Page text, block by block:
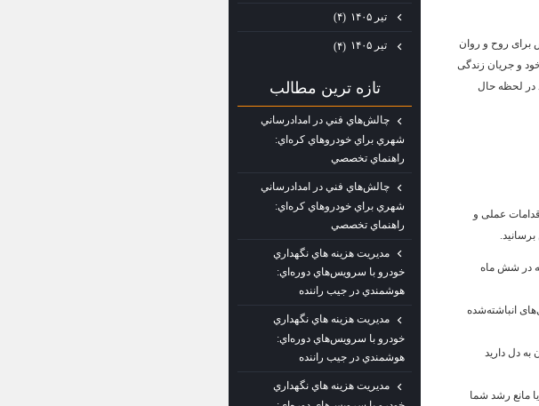
برای روح و روان
و جریان زندگی
در لحظه حال
عملی و
در شش ماه
انباشته‌شده
به دل دارید
مانع رشد شما
تیر ۱۴۰۵ (۴)
تیر ۱۴۰۵ (۴)
تازه ترين مطالب
چالش‌هاي فني در امدادرساني
شهري براي خودروهاي كره‌اي:
راهنماي تخصصي
چالش‌هاي فني در امدادرساني
شهري براي خودروهاي كره‌اي:
راهنماي تخصصي
مديريت هزينه‌ هاي نگهداري
خودرو با سرويس‌هاي دوره‌اي:
هوشمندي در جيب راننده
مديريت هزينه‌ هاي نگهداري
خودرو با سرويس‌هاي دوره‌اي:
هوشمندي در جيب راننده
مديريت هزينه‌ هاي نگهداري